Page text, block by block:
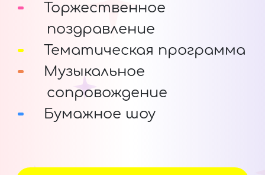
Торжественное
поздравление
Тематическая программа
Музыкальное
сопровождение
Бумажное шоу